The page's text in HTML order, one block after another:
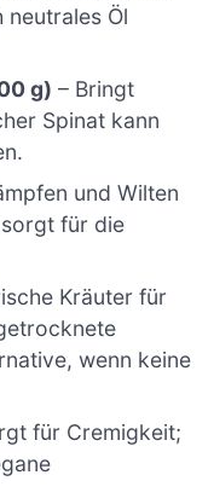
neutrales Öl
g) – Bringt
Spinat kann
und Wilten
für die
Kräuter für
wenn keine
für Cremigkeit;